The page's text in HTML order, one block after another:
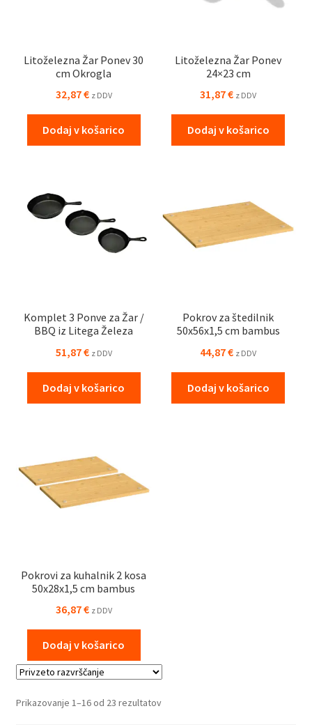
Litoželezna Žar Ponev 30
cm Okrogla
32,87€ z DDV
Dodaj v košarico
Litoželezna Žar Ponev
24×23 cm
31,87€ z DDV
Dodaj v košarico
Komplet 3 Ponve za Žar /
BBQ iz Litega Železa
51,87€ z DDV
Dodaj v košarico
Pokrov za štedilnik
50x56x1,5 cm bambus
44,87€ z DDV
Dodaj v košarico
Pokrovi za kuhalnik 2 kosa
50x28x1,5 cm bambus
36,87€ z DDV
Dodaj v košarico
Prikazovanje 1–16 od 23 rezultatov